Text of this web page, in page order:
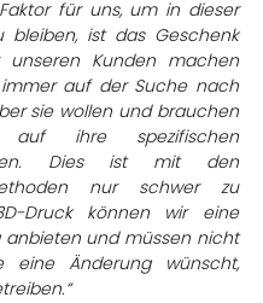
für uns, um in dieser
bleiben, ist das Geschenk
unseren Kunden machen
auf der Suche nach
sie wollen und brauchen
ihre spezifischen
Dies ist mit den
nur schwer zu
Druck können wir eine
anbieten und müssen nicht
eine Änderung wünscht,